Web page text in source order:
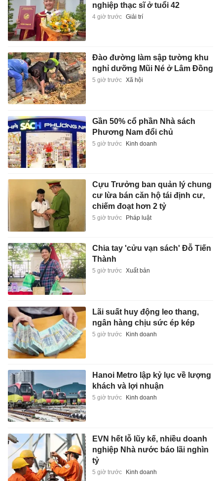
nghiệp thạc sĩ ở tuổi 42
4 giờ trước Giải trí
Đào đường làm sập tường khu
nghỉ dưỡng Mũi Né ở Lâm Đồng
5 giờ trước Xã hội
Gần 50% cổ phần Nhà sách
Phương Nam đổi chủ
5 giờ trước Kinh doanh
Cựu Trưởng ban quản lý chung
cư lừa bán căn hộ tái định cư,
chiếm đoạt hơn 2 tỷ
5 giờ trước Pháp luật
Chia tay 'cửu vạn sách' Đỗ Tiến
Thành
5 giờ trước Xuất bản
Lãi suất huy động leo thang,
ngân hàng chịu sức ép kép
5 giờ trước Kinh doanh
Hanoi Metro lập kỷ lục về lượng
khách và lợi nhuận
5 giờ trước Kinh doanh
EVN hết lỗ lũy kế, nhiều doanh
nghiệp Nhà nước báo lãi nghìn
tỷ
5 giờ trước Kinh doanh